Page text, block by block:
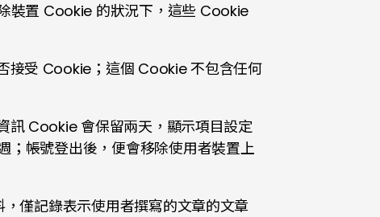
裝置 Cookie 的狀況下，這些 Cookie
接受 Cookie；這個 Cookie 不包含任何
訊 Cookie 會保留兩天，顯示項目設定
帳號登出後，便會移除使用者裝置上
僅記錄表示使用者撰寫的文章的文章